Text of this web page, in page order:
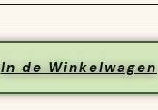
In de Winkelwagen